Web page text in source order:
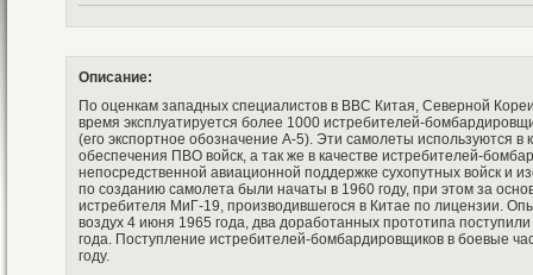
Описание:
По оценкам западных специалистов в ВВС Китая, Северной
время эксплуатируется более 1000 истребителей-
(его экспортное обозначение А-5). Эти самолеты используются в
обеспечения ПВО войск, а так же в качестве истребителей-
непосредственной авиационной поддержке сухопутных войск и
по созданию самолета были начаты в 1960 году, при этом за
истребителя МиГ-19, производившегося в Китае по лицензии.
воздух 4 июня 1965 года, два доработанных прототипа
года. Поступление истребителей-бомбардировщиков в боевые
году.